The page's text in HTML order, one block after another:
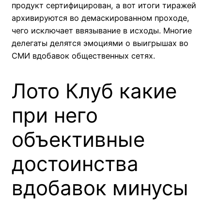
продукт сертифицирован, а вот итоги тиражей
архивируются во демаскированном проходе,
чего исключает ввязывание в исходы. Многие
делегаты делятся эмоциями о выигрышах во
СМИ вдобавок общественных сетях.
Лото Клуб какие
при него
объективные
достоинства
вдобавок минусы